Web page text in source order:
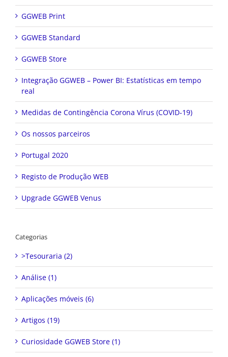
GGWEB Print
GGWEB Standard
GGWEB Store
Integração GGWEB – Power BI: Estatísticas em tempo
real
Medidas de Contingência Corona Vírus (COVID-19)
Os nossos parceiros
Portugal 2020
Registo de Produção WEB
Upgrade GGWEB Venus
Categorias
>Tesouraria (2)
Análise (1)
Aplicações móveis (6)
Artigos (19)
Curiosidade GGWEB Store (1)